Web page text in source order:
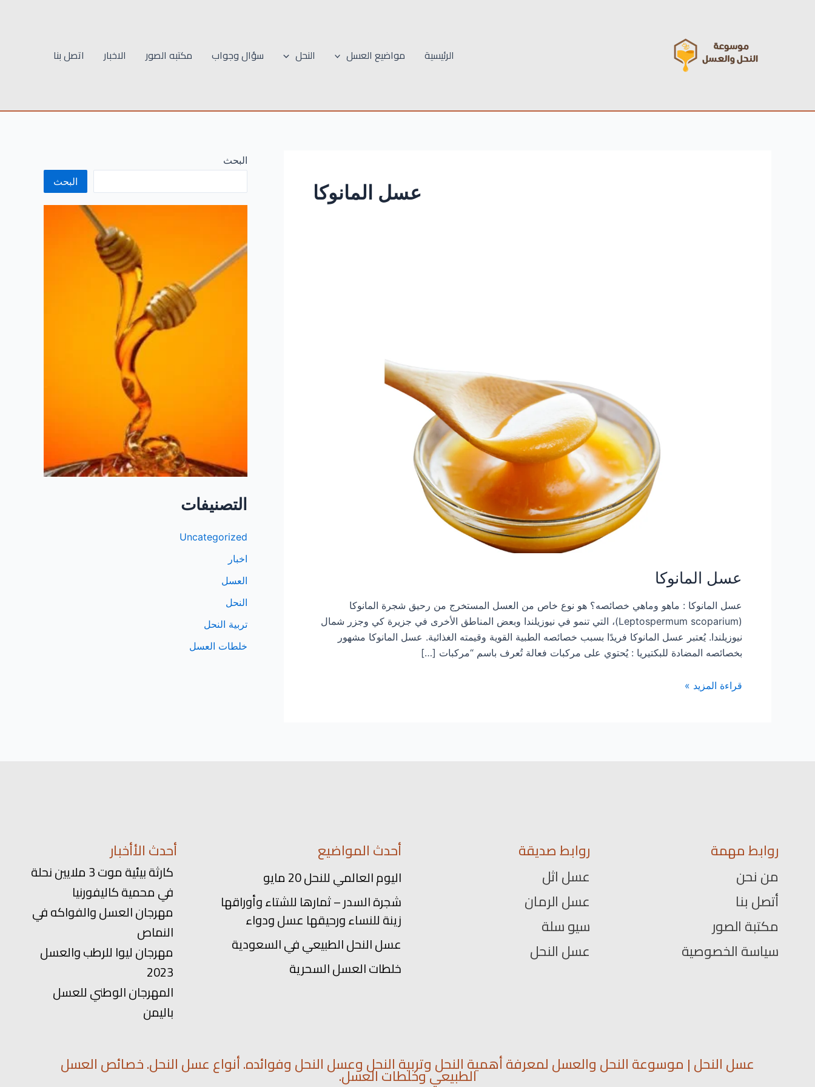
الرئيسية مواضيع العسل النحل سؤال وجواب مكتبه الصور الاخبار اتصل بنا
عسل المانوكا
عسل المانوكا
عسل المانوكا : ماهو وماهي خصائصه؟ هو نوع خاص من العسل المستخرج من رحيق شجرة المانوكا
(Leptospermum scoparium)، التي تنمو في نيوزيلندا وبعض المناطق الأخرى في جزيرة كي وجزر شمال
نيوزيلندا. يُعتبر عسل المانوكا فريدًا بسبب خصائصه الطبية القوية وقيمته الغذائية. عسل المانوكا مشهور
بخصائصه المضادة للبكتيريا : يُحتوي على مركبات فعالة تُعرف باسم “مركبات […]
قراءة المزيد »
البحث
البحث
التصنيفات
Uncategorized
اخبار
العسل
النحل
تربية النحل
خلطات العسل
روابط مهمة
من نحن
أتصل بنا
مكتبة الصور
سياسة الخصوصية
روابط صديقة
عسل اثل
عسل الرمان
سيو سلة
عسل النحل
أحدث المواضيع
اليوم العالمي للنحل 20 مايو
شجرة السدر – ثمارها للشتاء وأوراقها
زينة للنساء ورحيقها عسل ودواء
عسل النحل الطبيعي في السعودية
خلطات العسل السحرية
أحدث الأأخبار
كارثة بيئية موت 3 ملايين نحلة
في محمية كاليفورنيا
مهرجان العسل والفواكه في
النماص
مهرجان ليوا للرطب والعسل
2023
المهرجان الوطني للعسل
باليمن
عسل النحل | موسوعة النحل والعسل لمعرفة أهمية النحل وتربية النحل وعسل النحل وفوائده. أنواع عسل النحل. خصائص العسل
الطبيعي وخلطات العسل.